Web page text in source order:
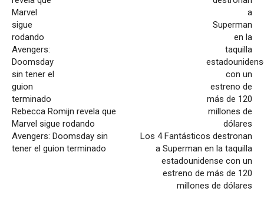
Rebecca Romijn revela que
Marvel sigue rodando
Avengers: Doomsday sin
tener el guion terminado
Los 4 Fantásticos destronan
a Superman en la taquilla
estadounidense con un
estreno de más de 120
millones de dólares